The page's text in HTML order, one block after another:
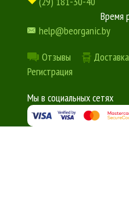
Время
help@beorganic.by
Отзывы
Регистрация
Мы в социальных сетях